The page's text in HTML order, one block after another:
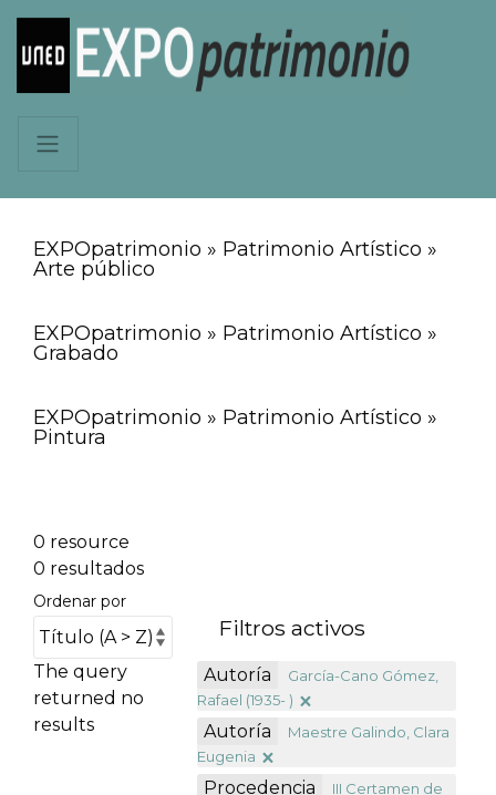
EXPOpatrimonio » Patrimonio Artístico »
Arte público
EXPOpatrimonio » Patrimonio Artístico »
Grabado
EXPOpatrimonio » Patrimonio Artístico »
Pintura
0 resource
0 resultados
Ordenar por
The query
returned no
results
Filtros activos
Autoría
García-Cano Gómez,
Rafael (1935- )
Autoría
Maestre Galindo, Clara
Eugenia
Procedencia
III Certamen de